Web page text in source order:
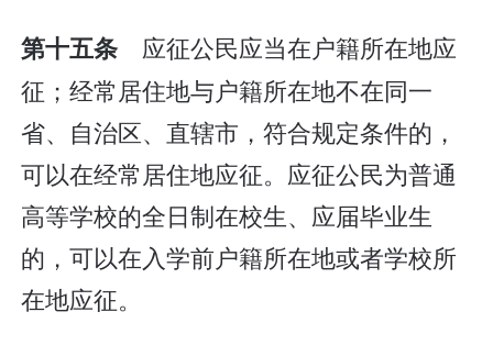
第十五条 应征公民应当在户籍所在地应
征；经常居住地与户籍所在地不在同一
省、自治区、直辖市，符合规定条件的，
可以在经常居住地应征。应征公民为普通
高等学校的全日制在校生、应届毕业生
的，可以在入学前户籍所在地或者学校所
在地应征。